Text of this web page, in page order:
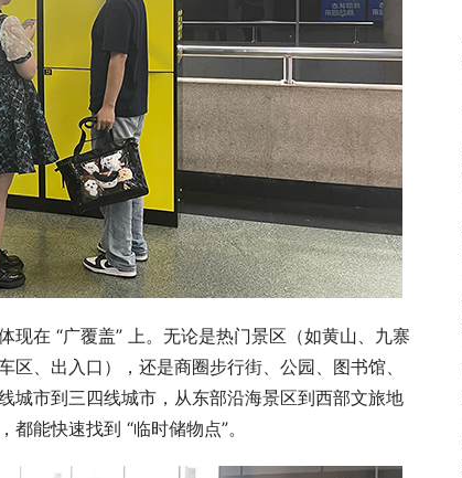
在 “广覆盖” 上。无论是热门景区（如黄山、九寨
、出入口），还是商圈步行街、公园、图书馆、
城市到三四线城市，从东部沿海景区到西部文旅地
能快速找到 “临时储物点”。